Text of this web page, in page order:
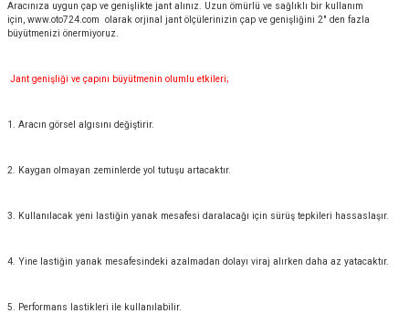
Aracınıza uygun çap ve genişlikte jant alınız. Uzun ömürlü ve sağlıklı bir kullanım
için, www.oto724.com olarak orjinal jant ölçülerinizin çap ve genişliğini 2" den fazla
büyütmenizi önermiyoruz.
Jant genişliği ve çapını büyütmenin olumlu etkileri;
1. Aracın görsel algısını değiştirir.
2. Kaygan olmayan zeminlerde yol tutuşu artacaktır.
3. Kullanılacak yeni lastiğin yanak mesafesi daralacağı için sürüş tepkileri hassaslaşır.
4. Yine lastiğin yanak mesafesindeki azalmadan dolayı viraj alırken daha az yatacaktır.
5. Performans lastikleri ile kullanılabilir.